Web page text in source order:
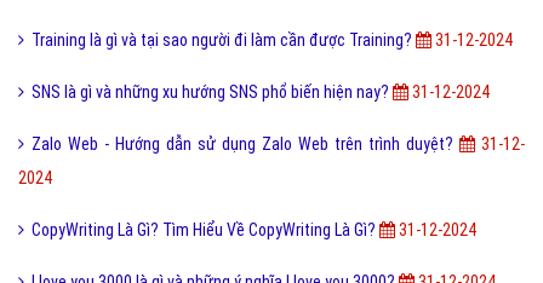
Training là gì và tại sao người đi làm cần được Training? 31-12-2024
SNS là gì và những xu hướng SNS phổ biến hiện nay? 31-12-2024
Zalo Web - Hướng dẫn sử dụng Zalo Web trên trình duyệt?
31-12-
2024
CopyWriting Là Gì? Tìm Hiểu Về CopyWriting Là Gì? 31-12-2024